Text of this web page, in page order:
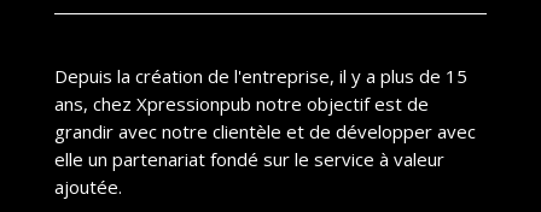
Depuis la création de l'entreprise, il y a plus de 15
ans, chez Xpressionpub notre objectif est de
grandir avec notre clientèle et de développer avec
elle un partenariat fondé sur le service à valeur
ajoutée.